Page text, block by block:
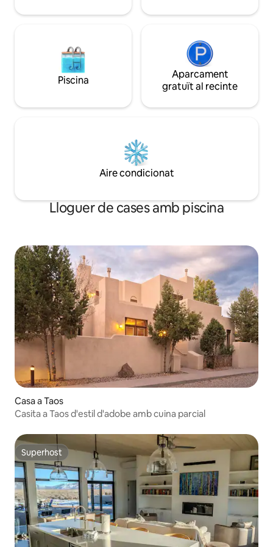
Piscina
Aparcament
gratuït al recinte
Aire condicionat
Lloguer de cases amb piscina
Casa a Taos
Casita a Taos d'estil d'adobe amb cuina parcial
Superhost
Superhost